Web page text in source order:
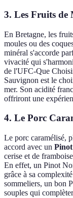
3. Les Fruits de
En Bretagne, les
moules ou des
minéral s'accorde
vivacité qui
de l'UFC-Que
Sauvignon est le
mer. Son acidité
offriront une
4. Le Porc
Le porc caramélisé,
accord avec un
cerise et de
En effet, un Pinot
grâce à sa
sommeliers, un bon
souples qui